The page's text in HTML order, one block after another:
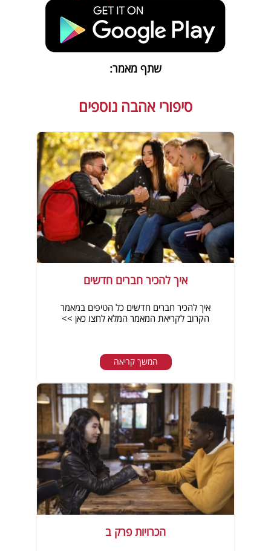
שתף מאמר:
סיפורי אהבה נוספים
איך להכיר חברים חדשים
איך להכיר חברים חדשים כל הטיפים במאמר
הקרוב לקריאת המאמר המלא לחצו כאן >>
המשך קריאה
הכרויות פרק ב